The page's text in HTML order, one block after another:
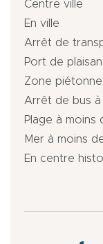
Centre ville
En ville
Arrêt de
Port de
Zone piétonne
Arrêt de bus
Plage à moins
Mer à moins
En centre